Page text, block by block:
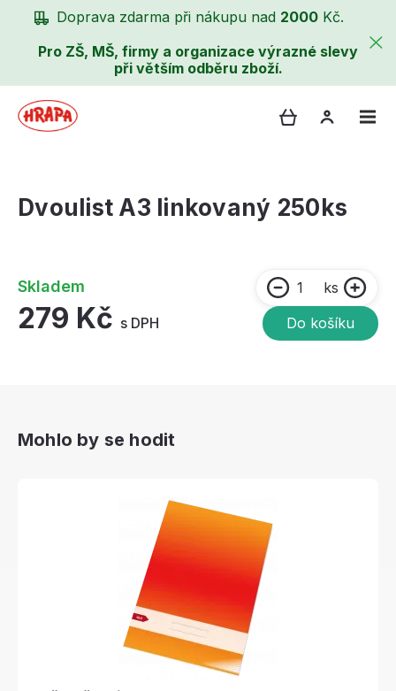
Doprava zdarma při nákupu nad 2000 Kč.
Pro ZŠ, MŠ, firmy a organizace výrazné slevy
při větším odběru zboží.
Dvoulist A3 linkovaný 250ks
Skladem
279 Kč s DPH
ks
Do košíku
Mohlo by se hodit